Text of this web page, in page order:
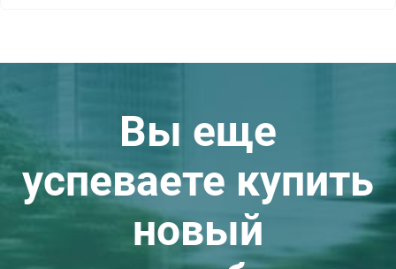
Вы еще
успеваете купить
новый